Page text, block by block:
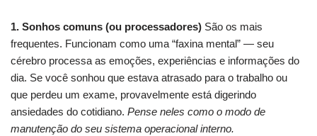
1. Sonhos comuns (ou processadores) São os mais
frequentes. Funcionam como uma “faxina mental” — seu
cérebro processa as emoções, experiências e informações do
dia. Se você sonhou que estava atrasado para o trabalho ou
que perdeu um exame, provavelmente está digerindo
ansiedades do cotidiano. Pense neles como o modo de
manutenção do seu sistema operacional interno.